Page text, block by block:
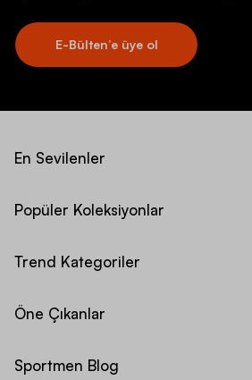
E-Bülten’e üye ol
En Sevilenler
Popüler Koleksiyonlar
Trend Kategoriler
Öne Çıkanlar
Sportmen Blog